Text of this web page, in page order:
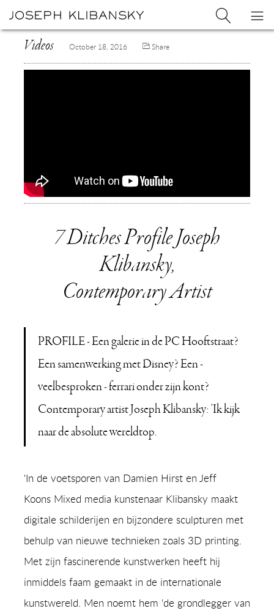
Joseph
Klibansky
Official
Website,
Contemporary
Joseph
Klibansky
Logo
Search
Videos October 18, 2016 Share
7 Ditches Profile Joseph
Klibansky,
Contemporary Artist
PROFILE - Een galerie in de PC Hooftstraat?
Een samenwerking met Disney? Een -
veelbesproken - ferrari onder zijn kont?
Contemporary artist Joseph Klibansky: 'Ik kijk
naar de absolute wereldtop.
'In de voetsporen van Damien Hirst en Jeff
Koons Mixed media kunstenaar Klibansky maakt
digitale schilderijen en bijzondere sculpturen met
behulp van nieuwe technieken zoals 3D printing.
Met zijn fascinerende kunstwerken heeft hij
inmiddels faam gemaakt in de internationale
kunstwereld. Men noemt hem 'de grondlegger van